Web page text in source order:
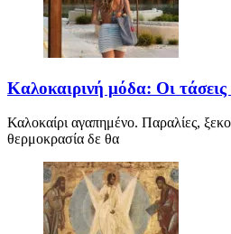
Καλοκαιρινή μόδα: Οι τάσεις
Καλοκαίρι αγαπημένο. Παραλίες,
θερμοκρασία δε θα